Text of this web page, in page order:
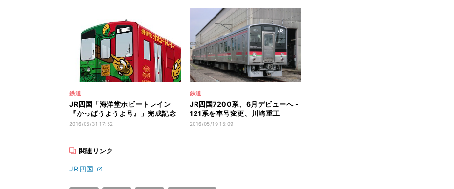
鉄道
JR四国「海洋堂ホビートレイン
『かっぱうようよ号』」完成記念
ツアーを実施
2016/05/31 17:52
鉄道
JR四国7200系、6月デビューへ -
121系を車号変更、川崎重工
「efWING」採用
2016/05/19 15:09
関連リンク
JR四国